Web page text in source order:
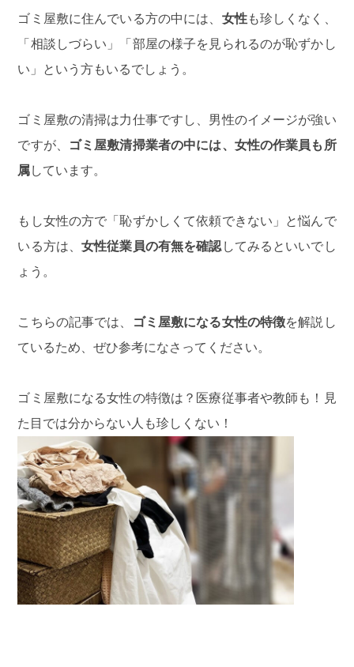
ゴミ屋敷に住んでいる方の中には、 女性も珍しくなく、
「相談しづらい」「部屋の様子を見られるのが恥ずかし
い」という方もいるでしょう。
ゴミ屋敷の清掃は力仕事ですし、男性のイメージが強い
ですが、
ゴミ屋敷清掃業者の中には、女性の作業員も所
属しています。
もし女性の方で「恥ずかしくて依頼できない」と悩んで
いる方は、女性従業員の有無を確認 してみるといいでし
ょう。
こちらの記事では、 ゴミ屋敷になる女性の特徴を解説し
ているため、ぜひ参考になさってください。
ゴミ屋敷になる女性の特徴は？医療従事者や教師も！見
た目では分からない人も珍しくない！